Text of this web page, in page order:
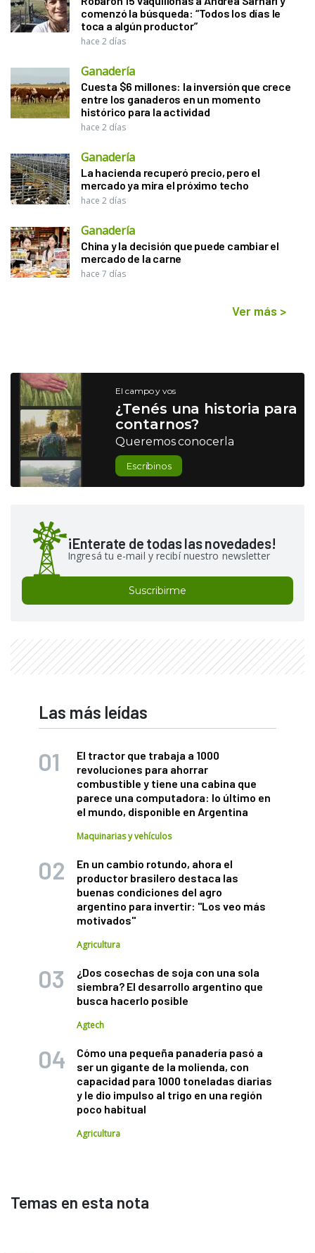
comenzó la búsqueda: “Todos los días le
toca a algún productor”
hace 2 días
Ganadería
Cuesta $6 millones: la inversión que crece
entre los ganaderos en un momento
histórico para la actividad
hace 2 días
Ganadería
La hacienda recuperó precio, pero el
mercado ya mira el próximo techo
hace 2 días
Ganadería
China y la decisión que puede cambiar el
mercado de la carne
hace 7 días
Ver más >
El campo y vos
¿Tenés una historia para
contarnos?
Queremos conocerla
Escribinos
¡Enterate de todas las novedades!
Ingresá tu e-mail y recibí nuestro newsletter
Suscribirme
Las más leídas
El tractor que trabaja a 1000
revoluciones para ahorrar
combustible y tiene una cabina que
parece una computadora: lo último en
el mundo, disponible en Argentina
Maquinarias y vehículos
En un cambio rotundo, ahora el
productor brasilero destaca las
buenas condiciones del agro
argentino para invertir: "Los veo más
motivados"
Agricultura
¿Dos cosechas de soja con una sola
siembra? El desarrollo argentino que
busca hacerlo posible
Agtech
Cómo una pequeña panadería pasó a
ser un gigante de la molienda, con
capacidad para 1000 toneladas diarias
y le dio impulso al trigo en una región
poco habitual
Agricultura
Temas en esta nota